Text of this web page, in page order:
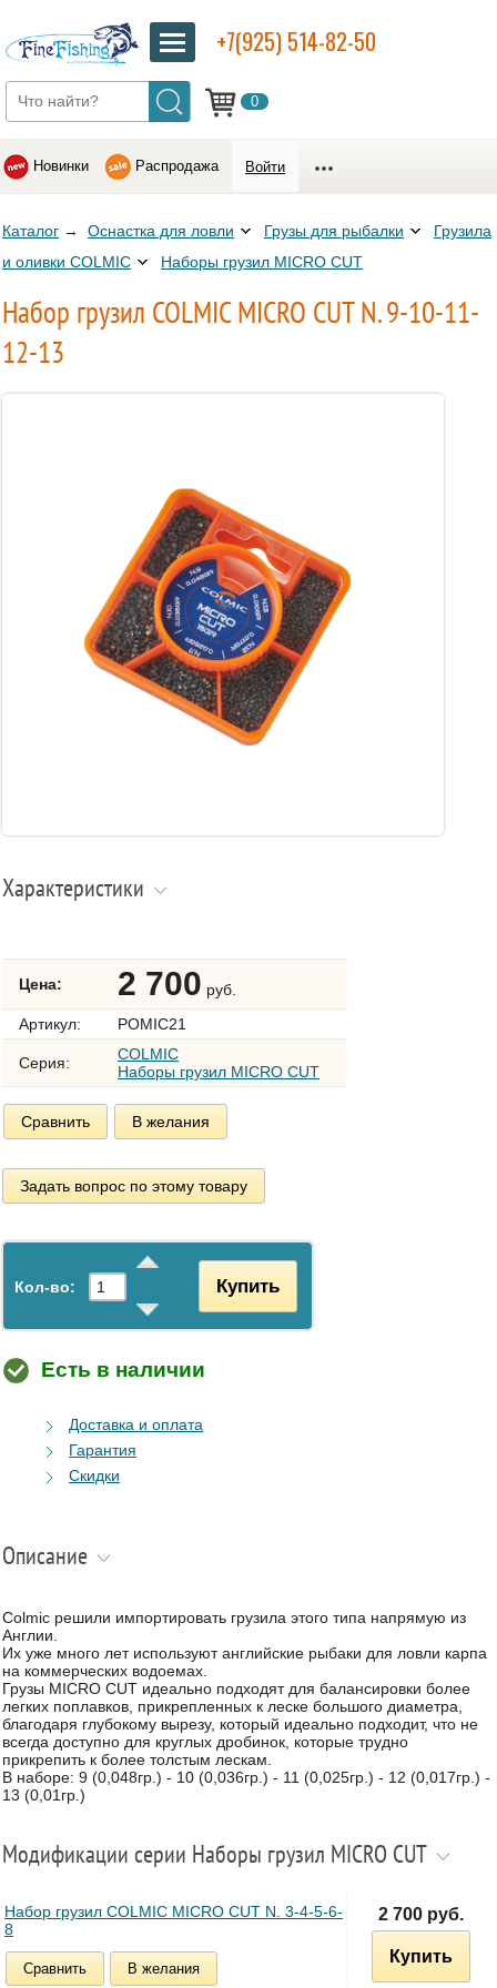
0
+7(925) 514-82-50
Новинки Распродажа Войти
Каталог → Оснастка для ловли Грузы для рыбалки
Грузила
и оливки COLMIC
Наборы грузил MICRO CUT
Набор грузил COLMIC MICRO CUT N. 9-10-11-
12-13
Характеристики
Цена: 2 700 руб.
Артикул:
POMIC21
Серия:
COLMIC
Наборы грузил MICRO CUT
Сравнить В желания
Задать вопрос по этому товару
Кол-во: Купить
Есть в наличии
Доставка и оплата
Гарантия
Скидки
Описание
Colmic решили импортировать грузила этого типа напрямую из
Англии.
Их уже много лет используют английские рыбаки для ловли карпа
на коммерческих водоемах.
Грузы MICRO CUT идеально подходят для балансировки более
легких поплавков, прикрепленных к леске большого диаметра,
благодаря глубокому вырезу, который идеально подходит, что не
всегда доступно для круглых дробинок, которые трудно
прикрепить к более толстым лескам.
В наборе: 9 (0,048гр.) - 10 (0,036гр.) - 11 (0,025гр.) - 12 (0,017гр.) -
13 (0,01гр.)
Модификации серии Наборы грузил MICRO CUT
Набор грузил COLMIC MICRO CUT N. 3-4-5-6-
8
Сравнить В желания
2 700 руб.
Купить